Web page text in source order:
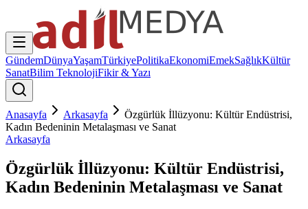
GündemDünyaYaşamTürkiyePolitikaEkonomiEmekSağlıkKültür
SanatBilim TeknolojiFikir & Yazı
Anasayfa Arkasayfa
Özgürlük İllüzyonu: Kültür Endüstrisi,
Kadın Bedeninin Metalaşması ve Sanat
Arkasayfa
Özgürlük İllüzyonu: Kültür Endüstrisi,
Kadın Bedeninin Metalaşması ve Sanat